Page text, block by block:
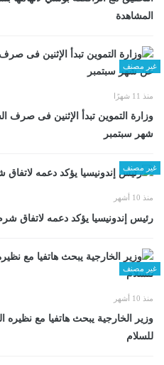
المشاهدة
غير مصنف
منذ 11 شهرًا
وزارة التموين تبدأ الإثنين فى صرف
شهر سبتمبر
غير مصنف
منذ 10 أشهر
رئيس إندونيسيا يؤكد دعمه لاتفاق
غير مصنف
منذ 10 أشهر
وزير الخارجية يبحث هاتفيا مع
للسلام